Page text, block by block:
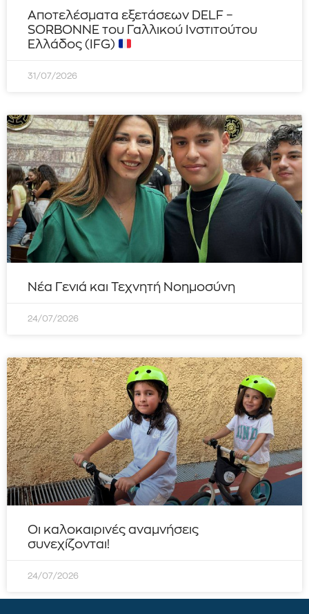
Αποτελέσματα εξετάσεων DELF –
SORBONNE του Γαλλικού Ινστιτούτου
Ελλάδος (IFG)
31/07/2026
Νέα Γενιά και Τεχνητή Νοημοσύνη
24/07/2026
Οι καλοκαιρινές αναμνήσεις
συνεχίζονται!
24/07/2026